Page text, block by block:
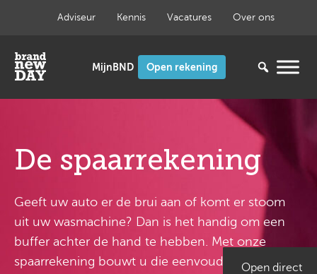
inhoud
Adviseur Kennis Vacatures Over ons
Open rekening
De spaarrekening
Geeft uw auto er de brui aan of komt er stoom
uit uw wasmachine? Dan is het handig om een
buffer achter de hand te hebben. Met onze
spaarrekening bouwt u die eenvoudig op.Open direct